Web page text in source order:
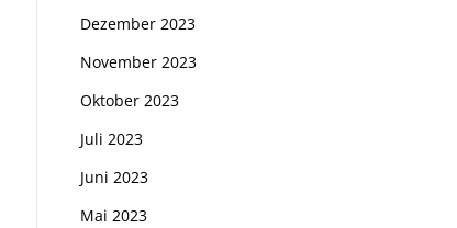
Dezember 2023
November 2023
Oktober 2023
Juli 2023
Juni 2023
Mai 2023